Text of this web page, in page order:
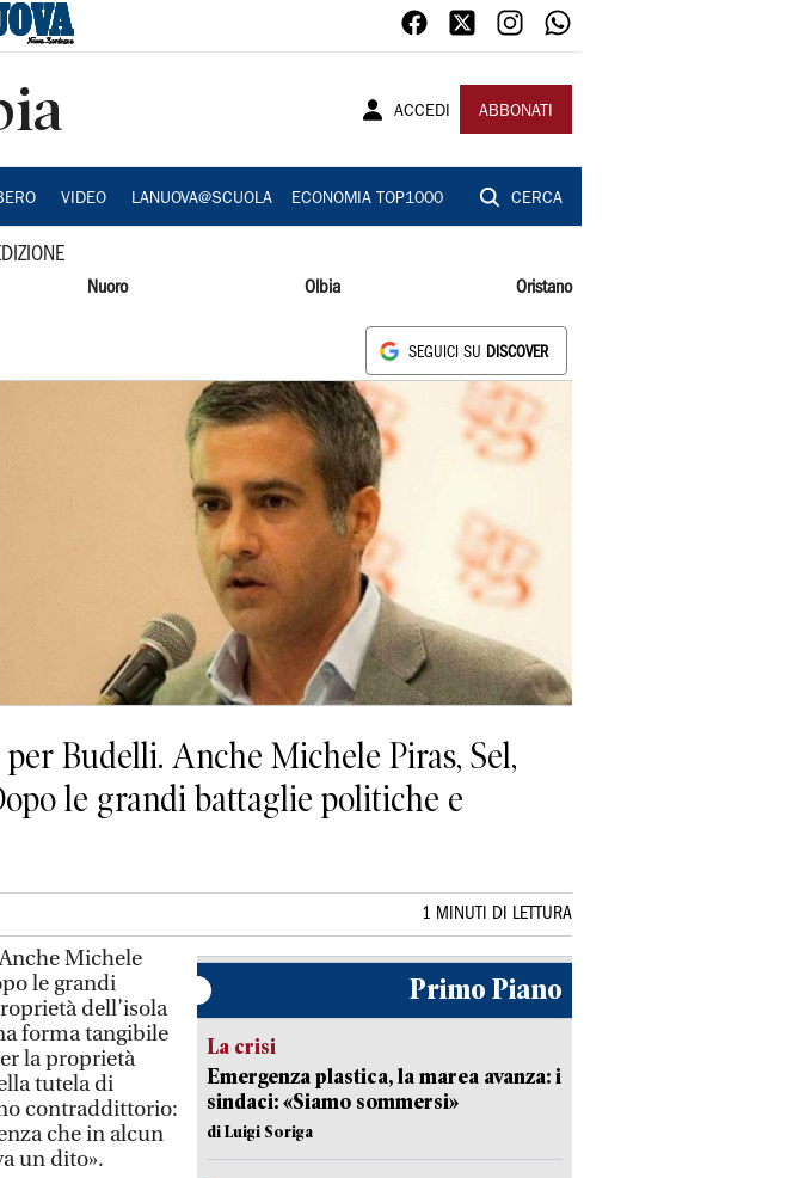
ACCEDI ABBONATI
VIDEO LANUOVA@SCUOLA ECONOMIA TOP1000 CERCA
Nuoro Olbia Oristano
SEGUICI SU DISCOVER
Budelli. Anche Michele Piras, Sel,
le grandi battaglie politiche e
1 MINUTI DI LETTURA
Michele
le grandi
dell’isola
forma tangibile
la proprietà
tutela di
contraddittorio:
che in alcun
un dito».
Primo Piano
La crisi
Emergenza plastica, la marea avanza: i
sindaci: «Siamo sommersi»
di Luigi Soriga